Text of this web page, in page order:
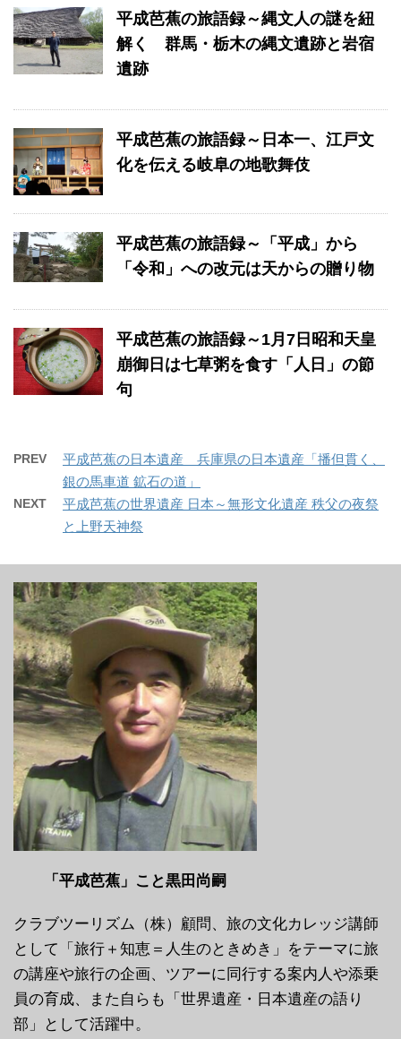
平成芭蕉の旅語録～縄文人の謎を紐
解く 群馬・栃木の縄文遺跡と岩宿
遺跡
平成芭蕉の旅語録～日本一、江戸文
化を伝える岐阜の地歌舞伎
平成芭蕉の旅語録～「平成」から
「令和」への改元は天からの贈り物
平成芭蕉の旅語録～1月7日昭和天皇
崩御日は七草粥を食す「人日」の節
句
PREV
平成芭蕉の日本遺産 兵庫県の日本遺産「播但貫く、
銀の馬車道 鉱石の道」
NEXT
平成芭蕉の世界遺産 日本～無形文化遺産 秩父の夜祭
と上野天神祭
「平成芭蕉」こと黒田尚嗣
クラブツーリズム（株）顧問、旅の文化カレッジ講師
として「旅行＋知恵＝人生のときめき」をテーマに旅
の講座や旅行の企画、ツアーに同行する案内人や添乗
員の育成、また自らも「世界遺産・日本遺産の語り
部」として活躍中。